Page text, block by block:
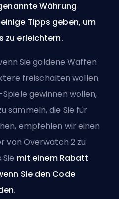
Währung
Tipps geben, um
zu erleichtern.
Sie goldene Waffen
freischalten wollen.
gewinnen wollen,
sammeln, die Sie für
empfehlen wir einen
von Overwatch 2 zu
Sie mit einem Rabatt
Sie den Code
.